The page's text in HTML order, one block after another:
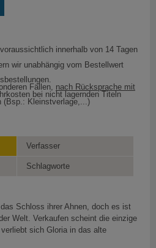
innerhalb von 14 Tagen
wir unabhängig vom Bestellwert
Fällen, nach Rücksprache mit
bei nicht lagernden Titeln
(Bsp.: Kleinstverlage,...)
Verfasser
Schlagworte
Schloss ihrer Ahnen, doch es ist
Welt. Verkaufen scheint die einzige
sich Gloria in das alte